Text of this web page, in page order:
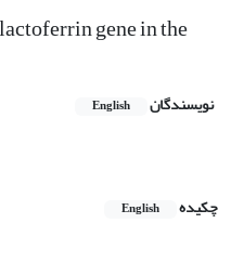
gene in the
نویسندگان English
چکیده
English